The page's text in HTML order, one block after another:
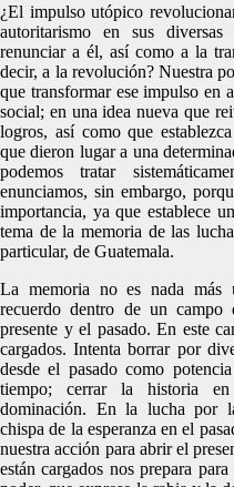
¿El impulso utópico
autoritarismo en sus diversas
renunciar a él, así como a la
decir, a la revolución? Nuestra
que transformar ese impulso en
social; en una idea nueva que
logros, así como que
que dieron lugar a una
podemos tratar
enunciamos, sin embargo,
importancia, ya que establece
tema de la memoria de las
particular, de Guatemala.
La memoria no es nada más
recuerdo dentro de un
presente y el pasado. En este
cargados. Intenta borrar por
desde el pasado como
tiempo; cerrar la historia
dominación. En la lucha por
chispa de la esperanza en el
nuestra acción para abrir el
están cargados nos prepara